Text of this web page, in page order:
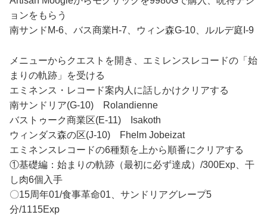
ョンをもらう
南サンドM-6、バス商業H-7、ウィン森G-10、ルルデ庭I-9
メニューからクエストを開き、エミレンスレコードの「始
まりの軌跡」を受ける
エミネンス・レコード案内人に話しかけクリアする
南サンドリア(G-10) Rolandienne
バストゥーク商業区(E-11) Isakoth
ウィンダス森の区(J-10) Fhelm Jobeizat
エミネンスレコードの6種類を上から順番にクリアする
①基礎編：始まりの軌跡（最初に必ず達成）/300Exp、干
し肉6個入手
〇15周年01/食事革命01、サンドリアグレープ5
分/1115Exp